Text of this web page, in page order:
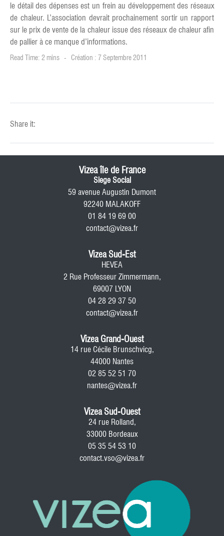
le détail des dépenses est un frein au développement des réseaux
de chaleur. L’association devrait prochainement sortir un rapport
sur le prix de vente de la chaleur issue des réseaux de chaleur afin
de pallier à ce manque d’informations.
Read Time: 2 mins Création : 7 Septembre 2011
Share it:
Vizea île de France
Siege Social
59 avenue Augustin Dumont
92240 MALAKOFF
01 84 19 69 00
contact@vizea.fr
Vizea Sud-Est
HEVEA
2 Rue Professeur Zimmermann,
69007 LYON
04 28 29 37 50
contact@vizea.fr
Vizea Grand-Ouest
14 rue Cécile Brunschvicg,
44000 Nantes
02 85 52 51 70
nantes@vizea.fr
Vizea Sud-Ouest
24 rue Rolland,
33000 Bordeaux
05 35 54 53 10
contact.vso@vizea.fr